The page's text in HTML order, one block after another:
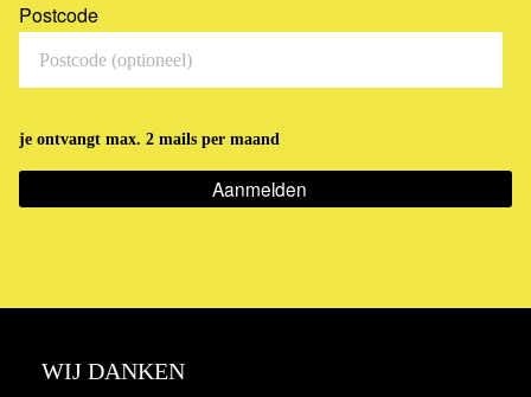
Postcode
je ontvangt max. 2 mails per maand
Aanmelden
WIJ DANKEN